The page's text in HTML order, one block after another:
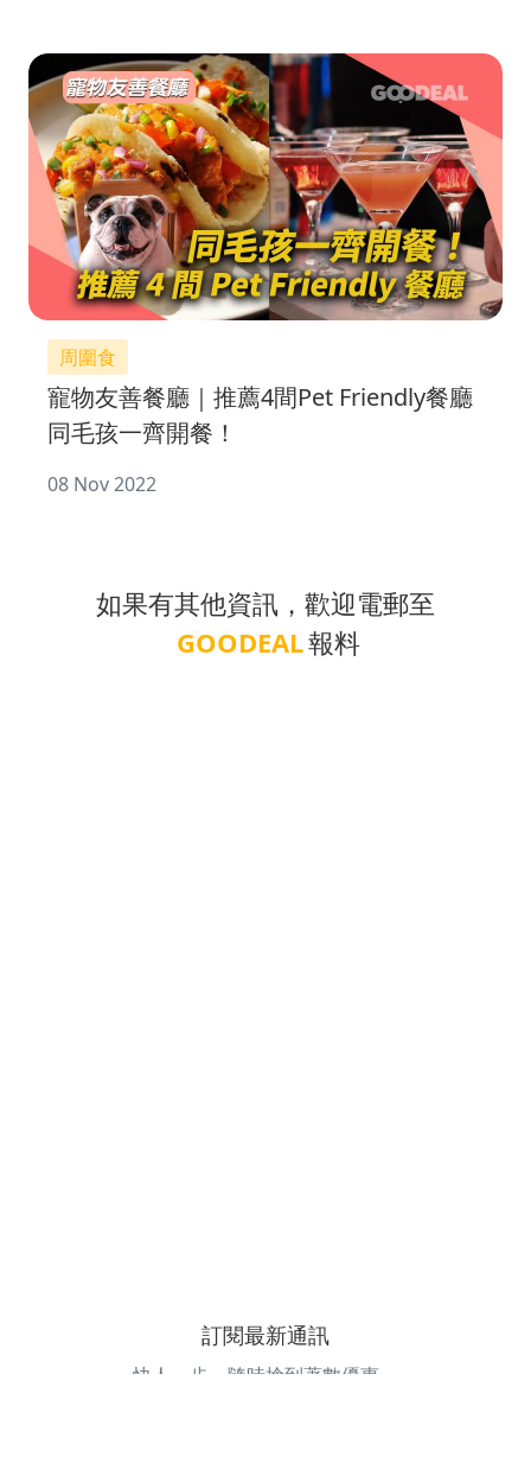
周圍食
寵物友善餐廳｜推薦4間Pet Friendly餐廳
同毛孩一齊開餐！
08 Nov 2022
如果有其他資訊，歡迎電郵至
GOODEAL報料
訂閱最新通訊
快人一步，隨時搶到著數優惠。